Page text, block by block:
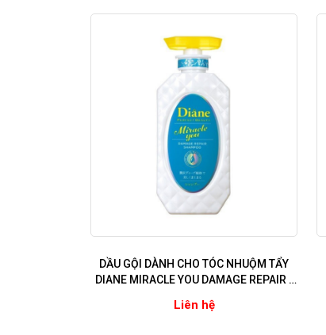
DẦU GỘI DÀNH CHO TÓC NHUỘM TẨY
DIANE MIRACLE YOU DAMAGE REPAIR (
màu tóc nhuộm)
Liên hệ